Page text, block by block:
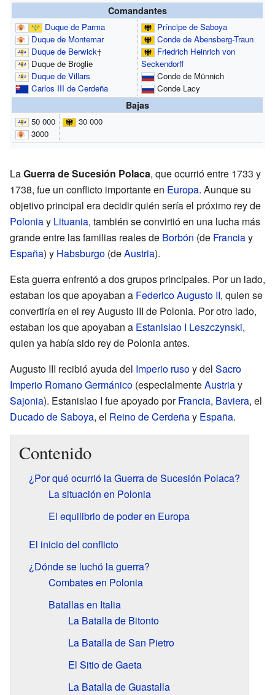
Comandantes
Duque de Parma
Duque de Montemar
Duque de Berwick†
Duque de Broglie
Duque de Villars
Carlos III de Cerdeña
Príncipe de Saboya
Conde de Abensberg-Traun
Friedrich Heinrich von
Seckendorff
Conde de Münnich
Conde Lacy
Bajas
50 000
3000
30 000
LaGuerra de Sucesión Polaca, que ocurrió entre 1733 y
1738, fue un conflicto importante en Europa. Aunque su
objetivo principal era decidir quién sería el próximo rey de
Poloniay Lituania, también se convirtió en una lucha más
grande entre las familias reales de Borbón (de Franciay
España) y Habsburgo (deAustria).
Esta guerra enfrentó a dos grupos principales. Por un lado,
estaban los que apoyaban a Federico Augusto II, quien se
convertiría en el rey Augusto III de Polonia. Por otro lado,
estaban los que apoyaban a Estanislao I Leszczynski,
quien ya había sido rey de Polonia antes.
Augusto III recibió ayuda del Imperio rusoy del Sacro
Imperio Romano Germánico (especialmenteAustriay
Sajonia). Estanislao I fue apoyado porFrancia, Baviera, el
Ducado de Saboya, el Reino de Cerdeñay España.
Contenido
¿Por qué ocurrió la Guerra de Sucesión Polaca?
La situación en Polonia
El equilibrio de poder en Europa
El inicio del conflicto
¿Dónde se luchó la guerra?
Combates en Polonia
Batallas en Italia
La Batalla de Bitonto
La Batalla de San Pietro
El Sitio de Gaeta
La Batalla de Guastalla